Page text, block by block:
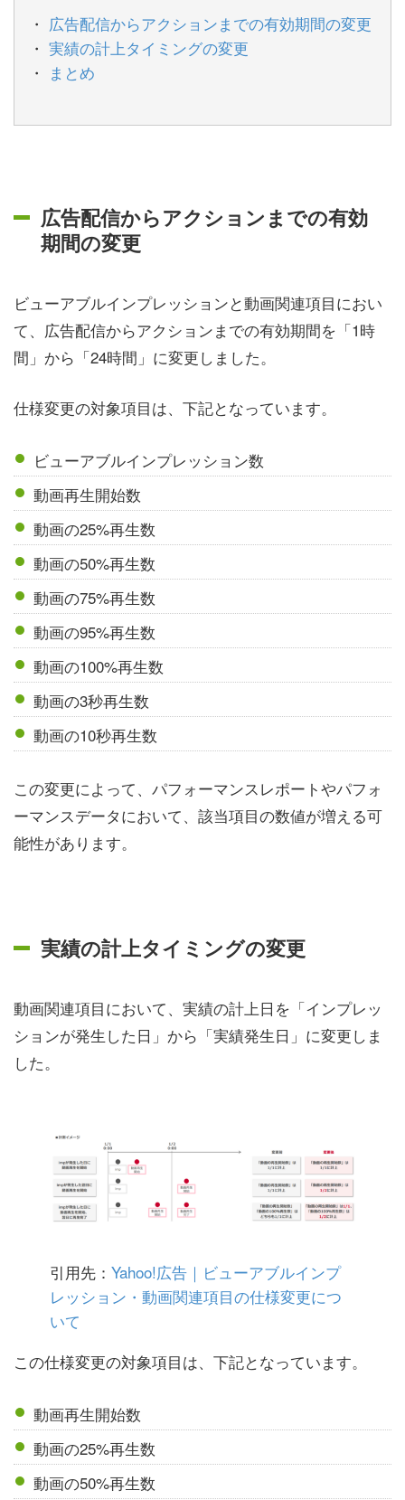
広告配信からアクションまでの有効期間の変更
実績の計上タイミングの変更
まとめ
広告配信からアクションまでの有効
期間の変更
ビューアブルインプレッションと動画関連項目におい
て、広告配信からアクションまでの有効期間を「1時
間」から「24時間」に変更しました。
仕様変更の対象項目は、下記となっています。
ビューアブルインプレッション数
動画再生開始数
動画の25%再生数
動画の50%再生数
動画の75%再生数
動画の95%再生数
動画の100%再生数
動画の3秒再生数
動画の10秒再生数
この変更によって、パフォーマンスレポートやパフォ
ーマンスデータにおいて、該当項目の数値が増える可
能性があります。
実績の計上タイミングの変更
動画関連項目において、実績の計上日を「インプレッ
ションが発生した日」から「実績発生日」に変更しま
した。
引用先： Yahoo!広告｜ビューアブルインプ
レッション・動画関連項目の仕様変更につ
いて
この仕様変更の対象項目は、下記となっています。
動画再生開始数
動画の25%再生数
動画の50%再生数